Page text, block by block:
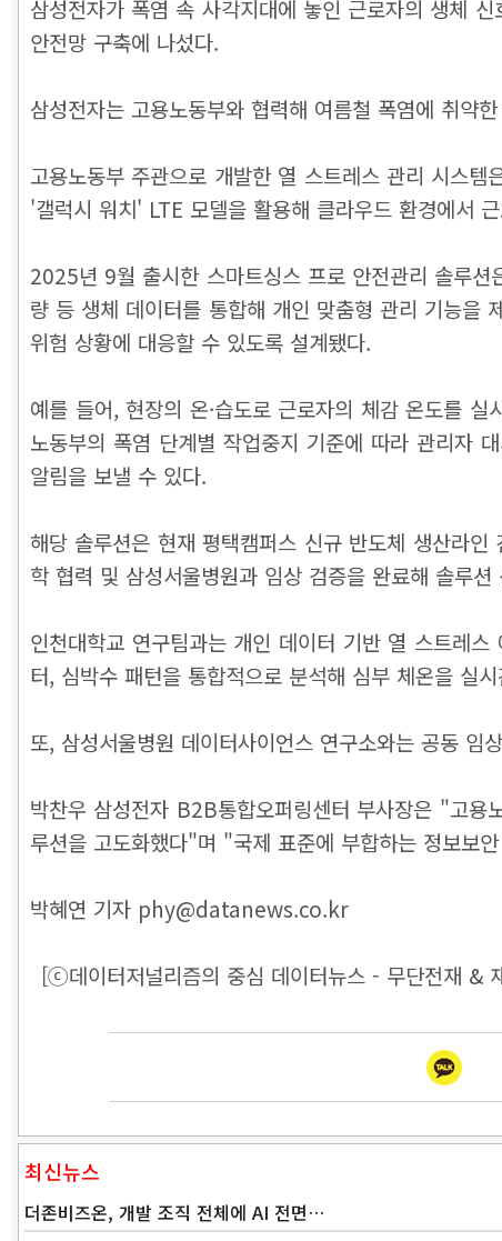
삼성전자가 폭염 속 사각지대에 놓인 근로자의 생체
안전망 구축에 나섰다.
삼성전자는 고용노동부와 협력해 여름철 폭염에 취약
고용노동부 주관으로 개발한 열 스트레스 관리 시스
'갤럭시 워치' LTE 모델을 활용해 클라우드 환경에서
2025년 9월 출시한 스마트싱스 프로 안전관리 솔루
량 등 생체 데이터를 통합해 개인 맞춤형 관리 기능을
위험 상황에 대응할 수 있도록 설계됐다.
예를 들어, 현장의 온·습도로 근로자의 체감 온도를
노동부의 폭염 단계별 작업중지 기준에 따라 관리자
알림을 보낼 수 있다.
해당 솔루션은 현재 평택캠퍼스 신규 반도체 생산라
학 협력 및 삼성서울병원과 임상 검증을 완료해 솔루
인천대학교 연구팀과는 개인 데이터 기반 열 스트레
터, 심박수 패턴을 통합적으로 분석해 심부 체온을 실
또, 삼성서울병원 데이터사이언스 연구소와는 공동
박찬우 삼성전자 B2B통합오퍼링센터 부사장은 "고
루션을 고도화했다"며 "국제 표준에 부합하는 정보보
박혜연 기자 phy@datanews.co.kr
[ⓒ데이터저널리즘의 중심 데이터뉴스 - 무단전재 &
최신뉴스
더존비즈온, 개발 조직 전체에 AI 전면…